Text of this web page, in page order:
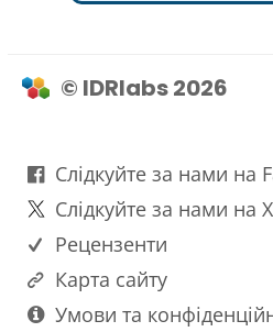
© IDRlabs 2026
Слідкуйте за нами на
Слідкуйте за нами на X
Рецензенти
Карта сайту
Умови та